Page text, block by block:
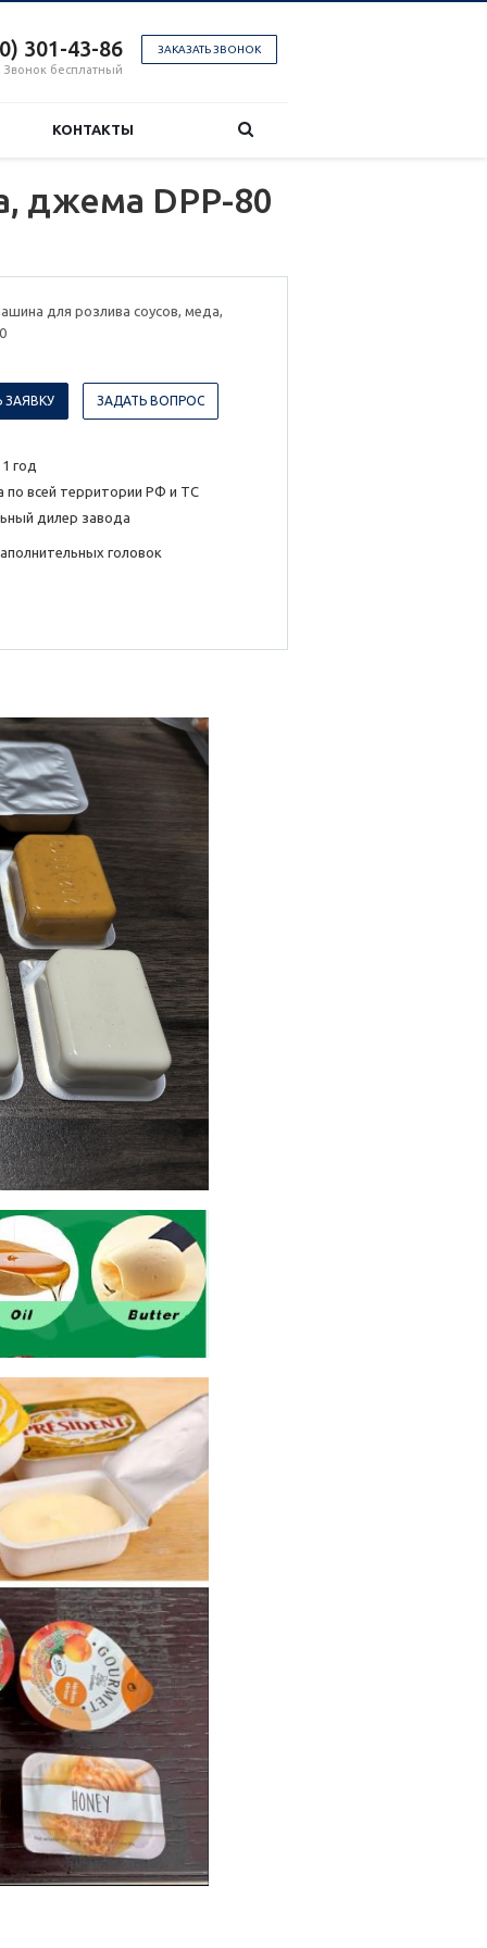
ЗАКАЗАТЬ ЗВОНОК
301-43-86
Звонок бесплатный
КОНТАКТЫ
джема DPP-80
для розлива соусов, меда,
ЗАЯВКУ ЗАДАТЬ ВОПРОС
год
по всей территории РФ и ТС
дилер завода
головок